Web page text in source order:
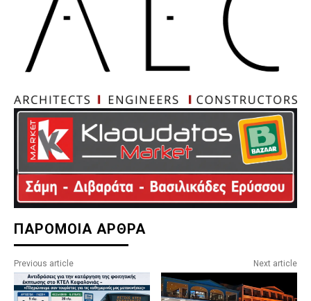
ΠΑΡΟΜΟΙΑ ΑΡΘΡΑ
Previous article Next article